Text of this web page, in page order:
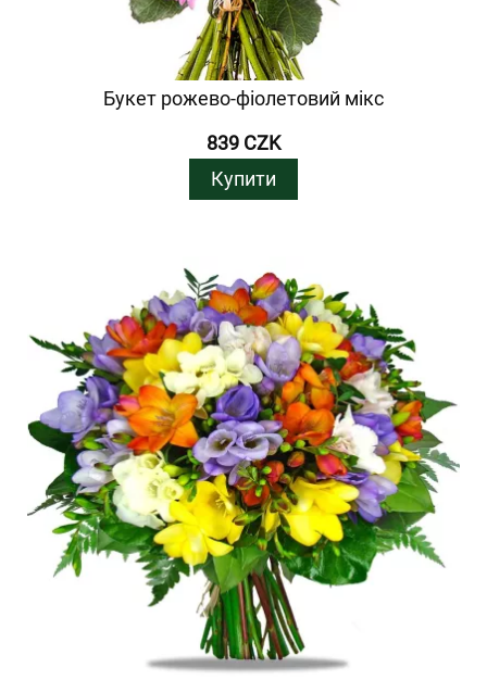
Букет рожево-фіолетовий мікс
839 CZK
Купити